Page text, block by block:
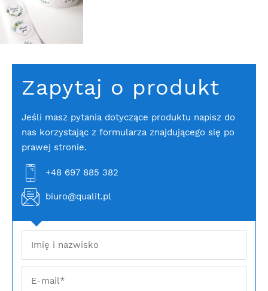
Zapytaj o produkt
Jeśli masz pytania dotyczące produktu napisz do
nas korzystając z formularza znajdującego się po
prawej stronie.
+48 697 885 382
biuro@qualit.pl